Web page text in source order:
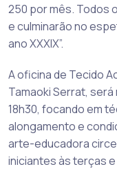
250 por mês. Todos
e culminarão no
ano XXXIX”.
A oficina de Tecido
Tamaoki Serrat,
18h30, focando em
alongamento e
arte-educadora
iniciantes às terças